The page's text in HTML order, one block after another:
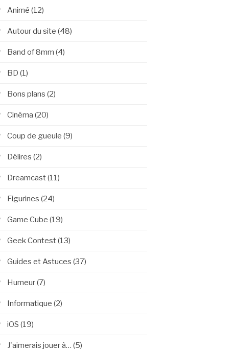
Animé (12)
Autour du site (48)
Band of 8mm (4)
BD (1)
Bons plans (2)
Cinéma (20)
Coup de gueule (9)
Délires (2)
Dreamcast(11)
Figurines (24)
Game Cube (19)
Geek Contest(13)
Guides et Astuces (37)
Humeur(7)
Informatique (2)
iOS (19)
J'aimerais jouer à… (5)